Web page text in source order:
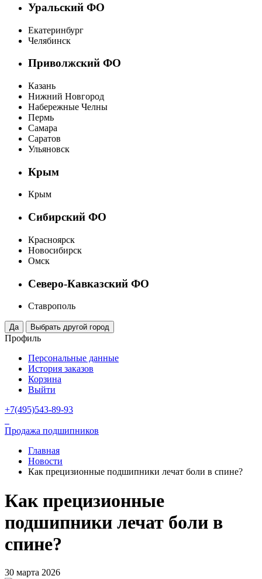
Уральский ФО
Екатеринбург
Челябинск
Приволжский ФО
Казань
Нижний Новгород
Набережные Челны
Пермь
Самара
Саратов
Ульяновск
Крым
Крым
Сибирский ФО
Красноярск
Новосибирск
Омск
Северо-Кавказский ФО
Ставрополь
Профиль
Персональные данные
История заказов
Корзина
Выйти
+7(495)543-89-93
Продажа подшипников
Главная
Новости
Как прецизионные подшипники лечат боли в спине?
Как прецизионные
подшипники лечат боли в
спине?
30 марта 2026